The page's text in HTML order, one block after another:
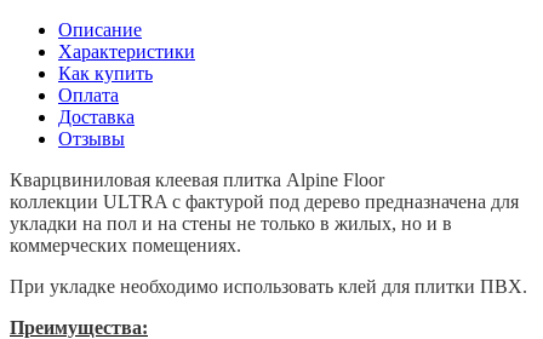
Описание
Характеристики
Как купить
Оплата
Доставка
Отзывы
Кварцвиниловая клеевая плитка Alpine Floor
коллекции ULTRA с фактурой под дерево предназначена для
укладки на пол и на стены не только в жилых, но и в
коммерческих помещениях.
При укладке необходимо использовать клей для плитки ПВХ.
Преимущества: